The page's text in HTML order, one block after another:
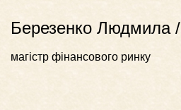
Березенко Людмила /
магістр фінансового ринку